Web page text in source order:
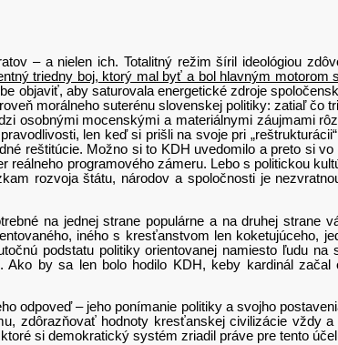
a nielen ich. Totalitný režim šíril ideológiou
triedny boj, ktorý mal byť a bol hlavným motorom
objaviť, aby saturovala energetické zdroje
morálneho suterénu slovenskej politiky: zatiaľ čo
osobnými mocenskými a materiálnymi záujmami
len keď si prišli na svoje pri
reštitúcie. Možno si to KDH uvedomilo a preto si
programového zámeru. Lebo s politickou
rozvoja štátu, národov a spoločnosti je
jednej strane populárne a na druhej strane
iného s kresťanstvom len koketujúceho,
podstatu politiky orientovanej namiesto ľudu
by sa len bolo hodilo KDH, keby kardinál
– jeho ponímanie politiky a svojho
zdôrazňovať hodnoty kresťanskej civilizácie vždy
si demokratický systém zriadil práve pre tento